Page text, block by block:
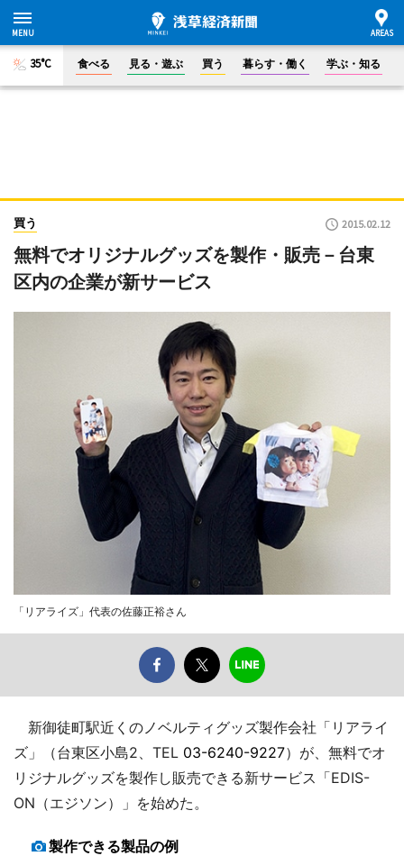
35°C 食べる 見る・遊ぶ 買う 暮らす・働く 学ぶ・知る
買う 2015.02.12
無料でオリジナルグッズを製作・販売－台東
区内の企業が新サービス
「リアライズ」代表の佐藤正裕さん
新御徒町駅近くのノベルティグッズ製作会社「リアライ
ズ」（台東区小島2、TEL 03-6240-9227）が、無料でオ
リジナルグッズを製作し販売できる新サービス「EDIS-
ON（エジソン）」を始めた。
製作できる製品の例